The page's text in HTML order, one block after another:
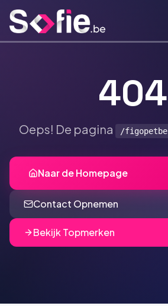
404
Oeps! De pagina /figopetbe
Naar de Homepage
Contact Opnemen
Bekijk Topmerken